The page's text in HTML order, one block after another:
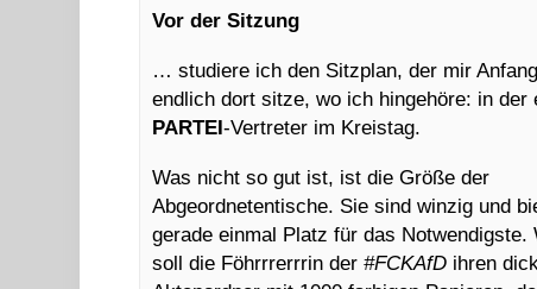
Vor der Sitzung
… studiere ich den Sitzplan, der mir
endlich dort sitze, wo ich hingehöre: in
PARTEI-Vertreter im Kreistag.
Was nicht so gut ist, ist die Größe der
Abgeordnetentische. Sie sind winzig und
gerade einmal Platz für das Notwendigste.
soll die Föhrrrerrrin der#FCKAfD ihren